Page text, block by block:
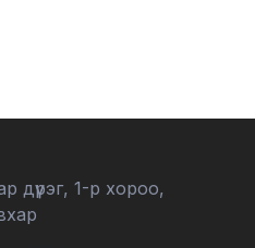
дүүрэг, 1-р хороо,